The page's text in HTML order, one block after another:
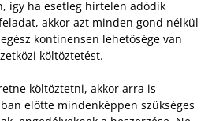
így ha esetleg hirtelen adódik
akkor azt minden gond nélkül
kontinensen lehetősége van
költöztetést.
költöztetni, akkor arra is
előtte mindenképpen szükséges